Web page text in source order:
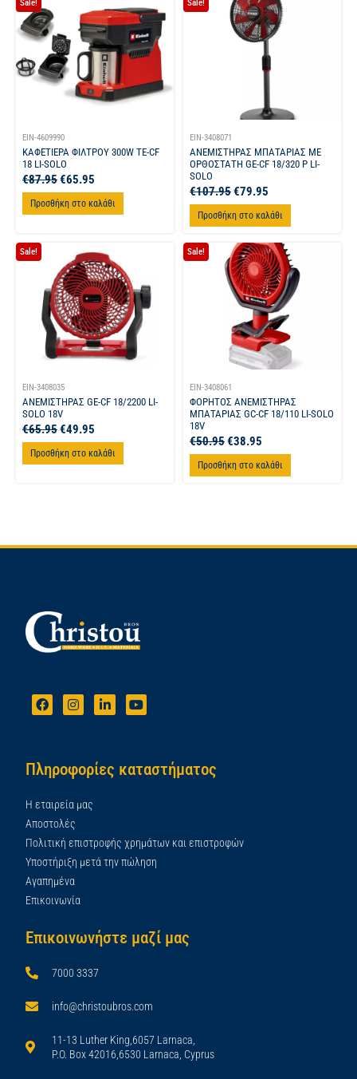
Sale!
EIN-4609990
ΚΑΦΕΤΙΕΡΑ ΦΙΛΤΡΟΥ 300W TE-CF
18 LI-SOLO
€87.95€65.95
Προσθήκη στο καλάθι
Sale!
EIN-3408071
ΑΝΕΜΙΣΤΗΡΑΣ ΜΠΑΤΑΡΙΑΣ ΜΕ
ΟΡΘΟΣΤΑΤΗ GE-CF 18/320 P LI-
SOLO
€107.95€79.95
Προσθήκη στο καλάθι
Sale!
EIN-3408035
ΑΝΕΜΙΣΤΗΡΑΣ GE-CF 18/2200 LI-
SOLO 18V
€65.95€49.95
Προσθήκη στο καλάθι
Sale!
EIN-3408061
ΦΟΡΗΤΟΣ ΑΝΕΜΙΣΤΗΡΑΣ
ΜΠΑΤΑΡΙΑΣ GC-CF 18/110 LI-SOLO
18V
€50.95€38.95
Προσθήκη στο καλάθι
Πληροφορίες καταστήματος
Η εταιρεία μας
Αποστολές
Πολιτική επιστροφής χρημάτων και επιστροφών
Υποστήριξη μετά την πώληση
Αγαπημένα
Επικοινωνία
Επικοινωνήστε μαζί μας
7000 3337
info@christoubros.com
11-13 Luther King,6057 Larnaca,
P.O. Box 42016,6530 Larnaca, Cyprus